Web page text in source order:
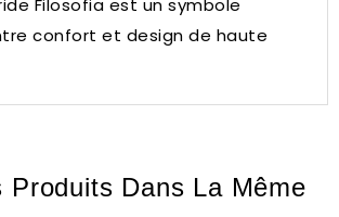
Filosofia est un symbole
confort et design de haute
Produits Dans La Même